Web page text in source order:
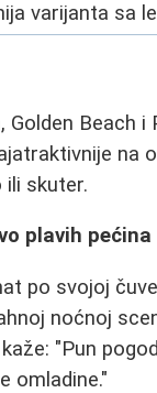
varijanta sa
Golden Beach i
na
ili skuter.
plavih pećina
po svojoj
noćnoj
"Pun
omladine."